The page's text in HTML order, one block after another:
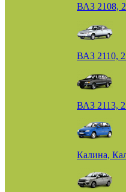
ВАЗ 2108,
ВАЗ 2110,
ВАЗ 2113,
Калина,